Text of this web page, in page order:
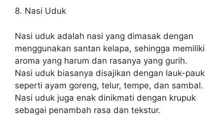
8. Nasi Uduk
Nasi uduk adalah nasi yang dimasak dengan
menggunakan santan kelapa, sehingga memiliki
aroma yang harum dan rasanya yang gurih.
Nasi uduk biasanya disajikan dengan lauk-pauk
seperti ayam goreng, telur, tempe, dan sambal.
Nasi uduk juga enak dinikmati dengan krupuk
sebagai penambah rasa dan tekstur.